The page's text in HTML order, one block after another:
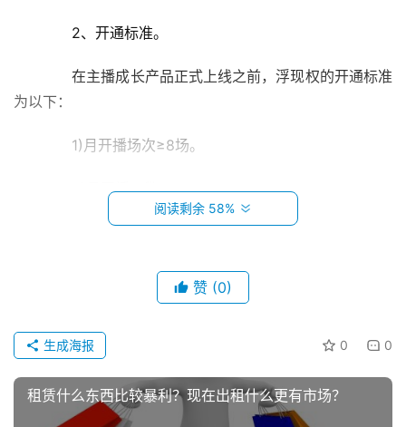
页
小
2、开通标准。
在主播成长产品正式上线之前，浮现权的开通标准
为以下：
1)月开播场次≥8场。
2)月开播天数≥8天。
周期为上月18日到次月18日之间,每月25日进行公
注意：
Q：为什么我的各项分值都达标了但仍没有开通浮
阅读剩余 58%
赞 (0)
0 0
生成海报
租赁什么东西比较暴利？现在出租什么更有市场？